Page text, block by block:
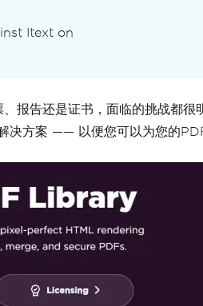
Itext on
报告还是证书，面临的挑战都
方案 —— 以便您可以为您的PDF